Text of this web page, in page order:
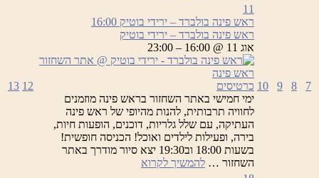
בולברד
–
ירידי
בוטיק
7
8
9
10
11
ראש פינה בולברד – ירידי בוטיק 16:00
ראש פינה בולברד – ירידי בוטיק
אוג 11 @ 16:00 – 23:00
כרטיסים
ימי חמישי באתר השחזור בראש פינה מוזמנים
לחוויה תרבותית, להנות מהיופי של ראש פינה
העתיקה, עם שלל גלריות, דוכנים, הופעות חיות,
בירה, ופעילות לילדים ואוכל! הכניסה חופשית!
בשעות 18:00 וב19:30 יצא סיור מודרך באתר
השחזור … להמשיך לקרוא
12
13